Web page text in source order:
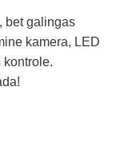
bet galingas
kamera, LED
kontrole.